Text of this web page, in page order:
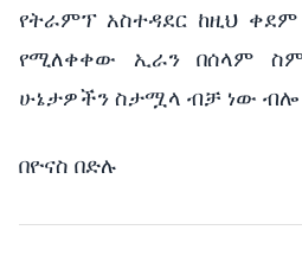
የትራምፕ አስተዳደር ከዚህ
የሚለቀቀው ኢራን በሰላም
ሁኔታዎችን ስታሟላ ብቻ ነው ብሎ
በዮናስ በድሉ